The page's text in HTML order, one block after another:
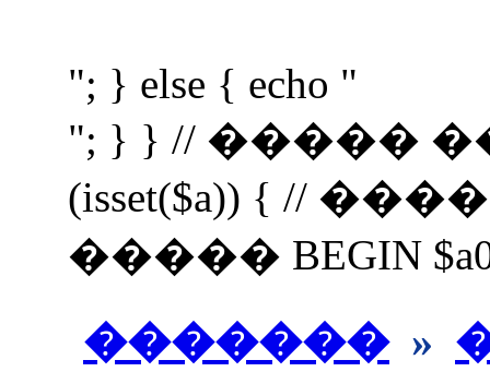
"; } else { echo "
"; } } // �����
(isset($a)) { //
����� BEGIN
������� »